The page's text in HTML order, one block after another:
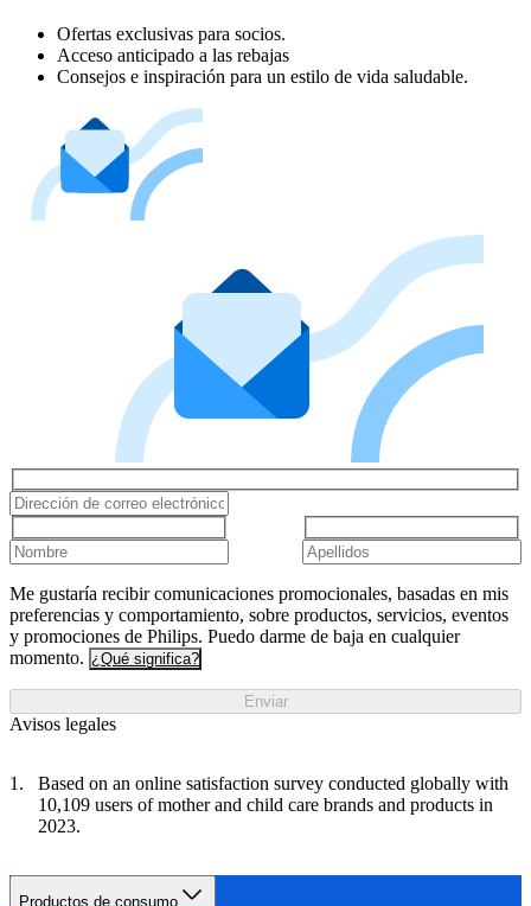
Ofertas exclusivas para socios.
Acceso anticipado a las rebajas
Consejos e inspiración para un estilo de vida saludable.
Me gustaría recibir comunicaciones promocionales, basadas en mis
preferencias y comportamiento, sobre productos, servicios, eventos
y promociones de Philips. Puedo darme de baja en cualquier
momento. ¿Qué significa?
Enviar
Avisos legales
Based on an online satisfaction survey conducted globally with
10,109 users of mother and child care brands and products in
2023.
Productos de consumo